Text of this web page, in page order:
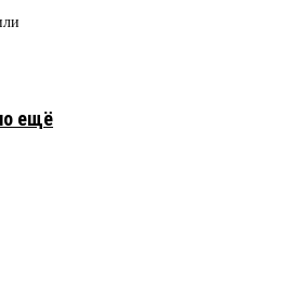
ещё